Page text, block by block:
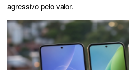
agressivo pelo valor.